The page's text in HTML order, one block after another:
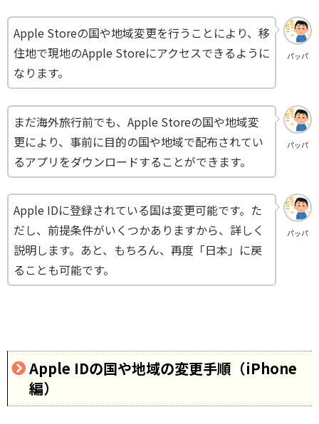
パッパ
Apple Storeの国や地域変更を行うことにより、移
住地で現地のApple Storeにアクセスできるように
なります。
パッパ
まだ海外旅行前でも、Apple Storeの国や地域変
更により、事前に目的の国や地域で配布されてい
るアプリをダウンロードすることができます。
パッパ
Apple IDに登録されている国は変更可能です。た
だし、前提条件がいくつかありますから、詳しく
説明します。あと、もちろん、再度「日本」に戻
ることも可能です。
Apple IDの国や地域の変更手順（iPhone
編）